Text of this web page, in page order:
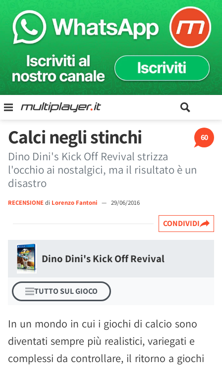
60
Calci negli stinchi
Dino Dini's Kick Off Revival strizza
l'occhio ai nostalgici, ma il risultato è un
disastro
RECENSIONEdi Lorenzo Fantoni — 29/06/2016
CONDIVIDI
Dino Dini's Kick Off Revival
TUTTO SUL GIOCO
In un mondo in cui i giochi di calcio sono
diventati sempre più realistici, variegati e
complessi da controllare, il ritorno a giochi